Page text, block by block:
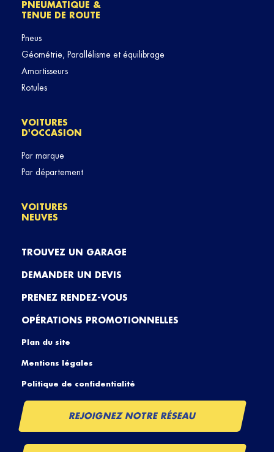
PNEUMATIQUE &
TENUE DE ROUTE
Pneus
Géométrie, Parallélisme et équilibrage
Amortisseurs
Rotules
VOITURES
D'OCCASION
Par marque
Par département
VOITURES
NEUVES
TROUVEZ UN GARAGE
DEMANDER UN DEVIS
PRENEZ RENDEZ-VOUS
OPÉRATIONS PROMOTIONNELLES
Plan du site
Mentions légales
Politique de confidentialité
REJOIGNEZ NOTRE RÉSEAU